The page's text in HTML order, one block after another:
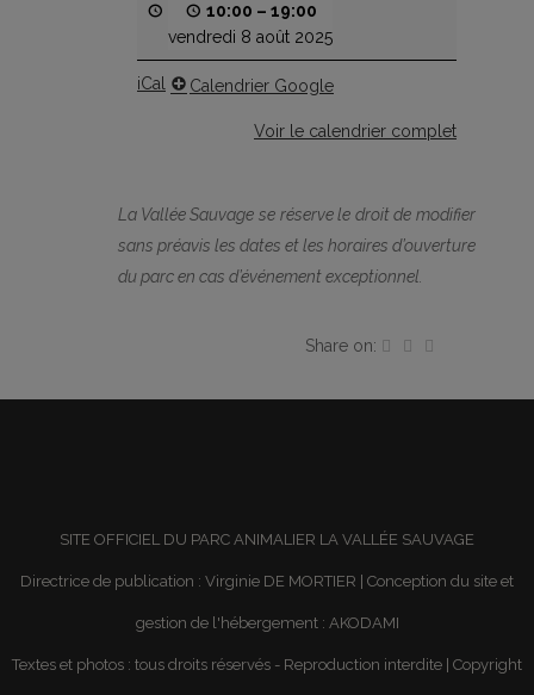
10:00 – 19:00
vendredi 8 août 2025
iCal Calendrier Google
Voir le calendrier complet
La Vallée Sauvage se réserve le droit de modifier
sans préavis les dates et les horaires d’ouverture
du parc en cas d’événement exceptionnel.
Share on:
SITE OFFICIEL DU PARC ANIMALIER LA VALLÉE SAUVAGE
Directrice de publication : Virginie DE MORTIER | Conception du site et
gestion de l'hébergement : AKODAMI
Textes et photos : tous droits réservés - Reproduction interdite | Copyright